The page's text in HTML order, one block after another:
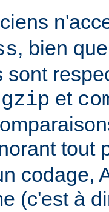
, bien
sont
gzip et
tout
codage,
(c'est à